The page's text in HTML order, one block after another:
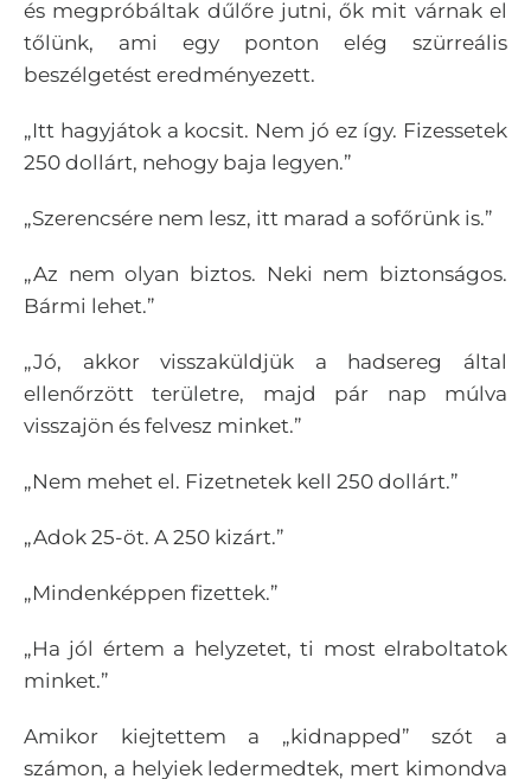
és megpróbáltak dűlőre jutni, ők mit várnak el
tőlünk, ami egy ponton elég szürreális
beszélgetést eredményezett.
„Itt hagyjátok a kocsit. Nem jó ez így. Fizessetek
250 dollárt, nehogy baja legyen.”
„Szerencsére nem lesz, itt marad a sofőrünk is.”
„Az nem olyan biztos. Neki nem biztonságos.
Bármi lehet.”
„Jó, akkor visszaküldjük a hadsereg által
ellenőrzött területre, majd pár nap múlva
visszajön és felvesz minket.”
„Nem mehet el. Fizetnetek kell 250 dollárt.”
„Adok 25-öt. A 250 kizárt.”
„Mindenképpen fizettek.”
„Ha jól értem a helyzetet, ti most elraboltatok
minket.”
Amikor kiejtettem a „kidnapped” szót a
számon, a helyiek ledermedtek, mert kimondva